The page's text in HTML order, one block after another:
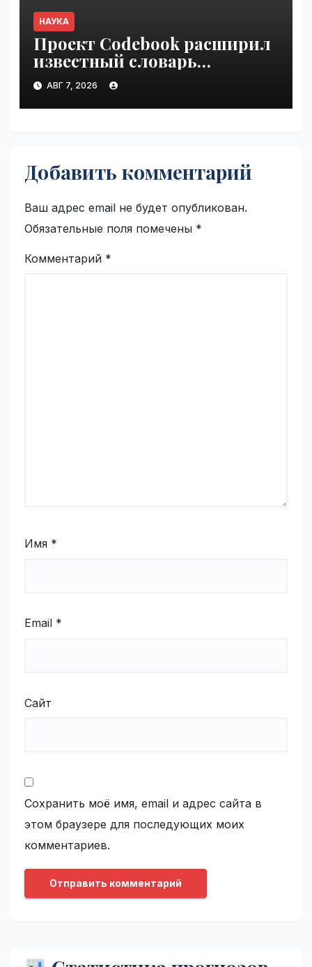
НАУКА
Проект Codebook расширил
известный словарь
связывания белков с ДНК
на 15 процентов | VseTime.ru
АВГ 7, 2026
Добавить комментарий
Ваш адрес email не будет опубликован.
Обязательные поля помечены *
Комментарий *
Имя *
Email *
Сайт
Сохранить моё имя, email и адрес сайта в
этом браузере для последующих моих
комментариев.